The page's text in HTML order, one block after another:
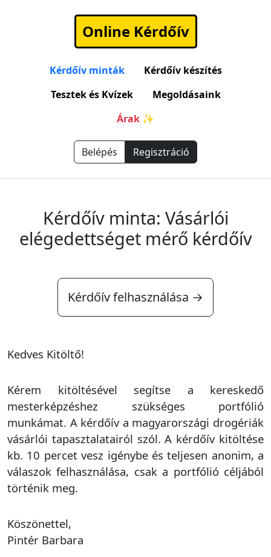
Online Kérdőív
Kérdőív minták
Kérdőív készítés
Tesztek és Kvízek
Megoldásaink
Árak ✨
Belépés Regisztráció
Kérdőív minta: Vásárlói
elégedettséget mérő kérdőív
Kérdőív felhasználása →
Kedves Kitöltő!
Kérem kitöltésével segítse a kereskedő
mesterképzéshez szükséges portfólió
munkámat. A kérdőív a magyarországi drogériák
vásárlói tapasztalatairól szól. A kérdőív kitöltése
kb. 10 percet vesz igénybe és teljesen anonim, a
válaszok felhasználása, csak a portfólió céljából
történik meg.
Köszönettel,
Pintér Barbara